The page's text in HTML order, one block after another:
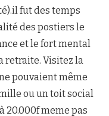
fut des temps
des postiers le
et le fort mental
retraite. Visitez la
pouvaient même
ou un toit social
20.000f meme pas